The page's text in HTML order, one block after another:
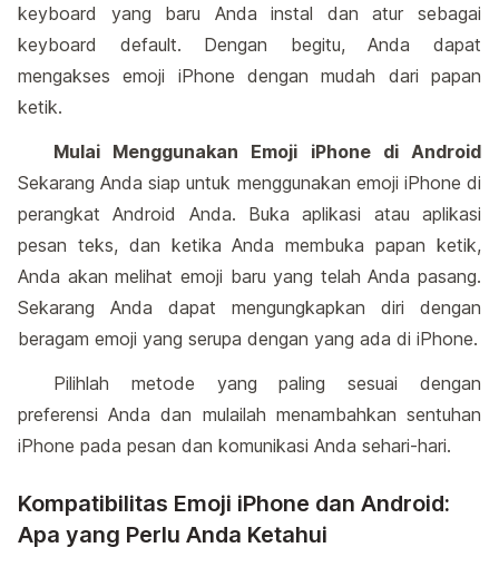
keyboard yang baru Anda instal dan atur sebagai
keyboard default. Dengan begitu, Anda dapat
mengakses emoji iPhone dengan mudah dari papan
ketik.
Mulai Menggunakan Emoji iPhone di Android
Sekarang Anda siap untuk menggunakan emoji iPhone di
perangkat Android Anda. Buka aplikasi atau aplikasi
pesan teks, dan ketika Anda membuka papan ketik,
Anda akan melihat emoji baru yang telah Anda pasang.
Sekarang Anda dapat mengungkapkan diri dengan
beragam emoji yang serupa dengan yang ada di iPhone.
Pilihlah metode yang paling sesuai dengan
preferensi Anda dan mulailah menambahkan sentuhan
iPhone pada pesan dan komunikasi Anda sehari-hari.
Kompatibilitas Emoji iPhone dan Android:
Apa yang Perlu Anda Ketahui